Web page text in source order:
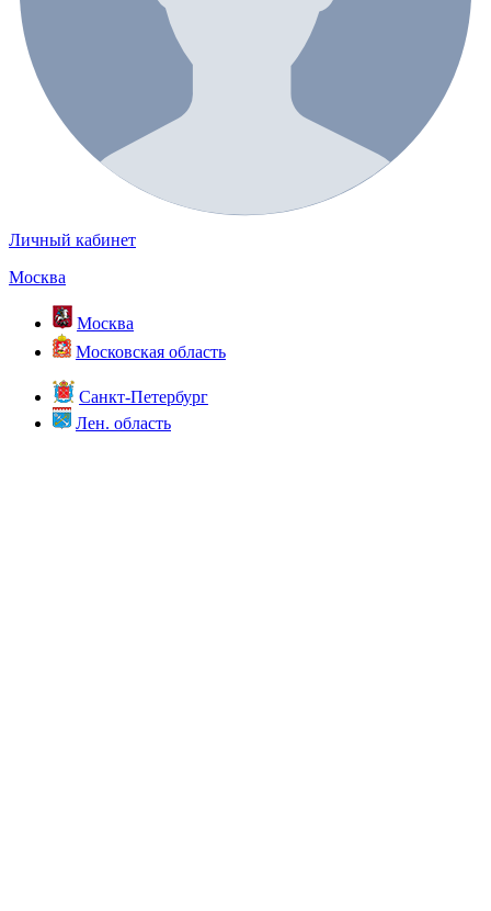
Личный кабинет
Москва
Москва
Московская область
Санкт-Петербург
Лен. область